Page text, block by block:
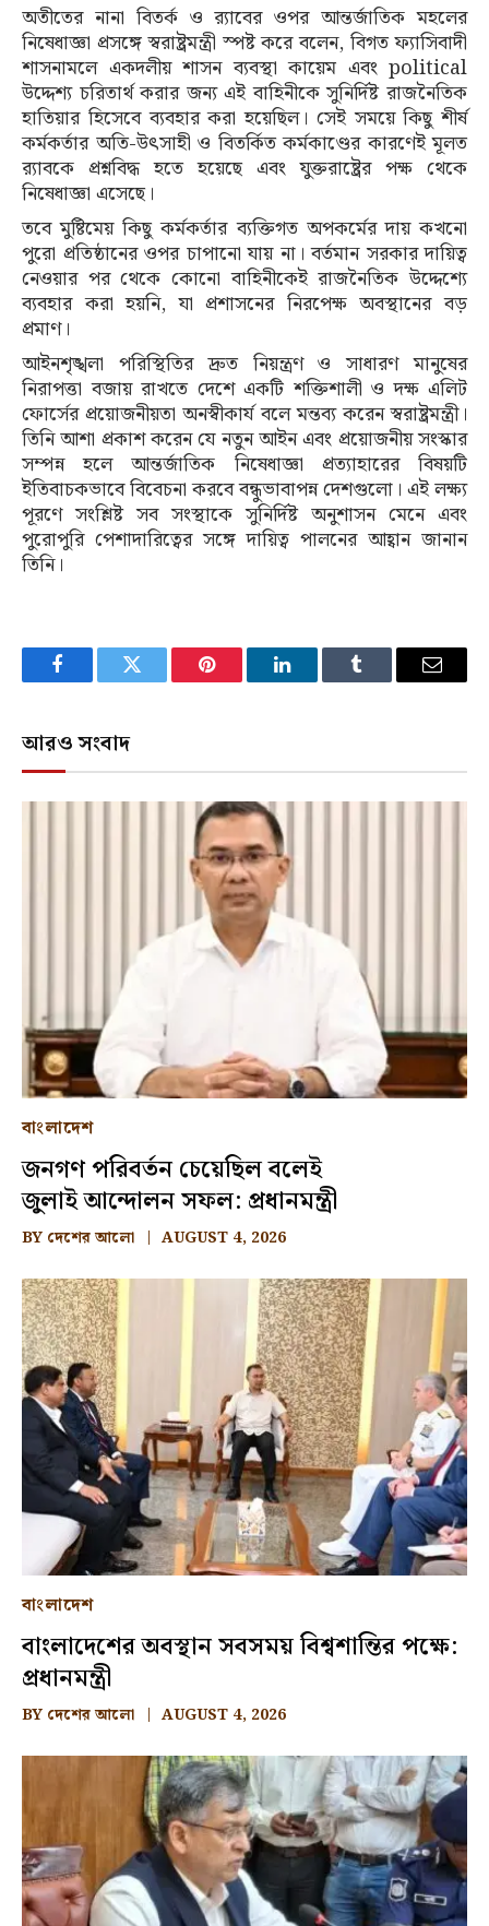
অতীতের নানা বিতর্ক ও র‍্যাবের ওপর আন্তর্জাতিক মহলের
নিষেধাজ্ঞা প্রসঙ্গে স্বরাষ্ট্রমন্ত্রী স্পষ্ট করে বলেন, বিগত ফ্যাসিবাদী
শাসনামলে একদলীয় শাসন ব্যবস্থা কায়েম এবং political
উদ্দেশ্য চরিতার্থ করার জন্য এই বাহিনীকে সুনির্দিষ্ট রাজনৈতিক
হাতিয়ার হিসেবে ব্যবহার করা হয়েছিল। সেই সময়ে কিছু শীর্ষ
কর্মকর্তার অতি-উৎসাহী ও বিতর্কিত কর্মকাণ্ডের কারণেই মূলত
র‍্যাবকে প্রশ্নবিদ্ধ হতে হয়েছে এবং যুক্তরাষ্ট্রের পক্ষ থেকে
নিষেধাজ্ঞা এসেছে।
তবে মুষ্টিমেয় কিছু কর্মকর্তার ব্যক্তিগত অপকর্মের দায় কখনো
পুরো প্রতিষ্ঠানের ওপর চাপানো যায় না। বর্তমান সরকার দায়িত্ব
নেওয়ার পর থেকে কোনো বাহিনীকেই রাজনৈতিক উদ্দেশ্যে
ব্যবহার করা হয়নি, যা প্রশাসনের নিরপেক্ষ অবস্থানের বড়
প্রমাণ।
আইনশৃঙ্খলা পরিস্থিতির দ্রুত নিয়ন্ত্রণ ও সাধারণ মানুষের
নিরাপত্তা বজায় রাখতে দেশে একটি শক্তিশালী ও দক্ষ এলিট
ফোর্সের প্রয়োজনীয়তা অনস্বীকার্য বলে মন্তব্য করেন স্বরাষ্ট্রমন্ত্রী।
তিনি আশা প্রকাশ করেন যে নতুন আইন এবং প্রয়োজনীয় সংস্কার
সম্পন্ন হলে আন্তর্জাতিক নিষেধাজ্ঞা প্রত্যাহারের বিষয়টি
ইতিবাচকভাবে বিবেচনা করবে বন্ধুভাবাপন্ন দেশগুলো। এই লক্ষ্য
পূরণে সংশ্লিষ্ট সব সংস্থাকে সুনির্দিষ্ট অনুশাসন মেনে এবং
পুরোপুরি পেশাদারিত্বের সঙ্গে দায়িত্ব পালনের আহ্বান জানান
তিনি।
FacebookTwitter Pinterest LinkedInTumblr Email
আরও সংবাদ
বাংলাদেশ
জনগণ পরিবর্তন চেয়েছিল বলেই
জুলাই আন্দোলন সফল: প্রধানমন্ত্রী
BY দেশের আলো AUGUST 4, 2026
বাংলাদেশ
বাংলাদেশের অবস্থান সবসময় বিশ্বশান্তির পক্ষে:
প্রধানমন্ত্রী
BY দেশের আলো AUGUST 4, 2026